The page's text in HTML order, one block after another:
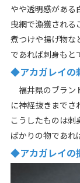
やや透明感がある
曳網で漁獲される
煮つけや揚げ物な
であれば刺身もと
◆アカガレイの
福井県のブラン
に神経抜きまでさ
こうしたものは刺
ばかりの物であれ
◆アカガレイの